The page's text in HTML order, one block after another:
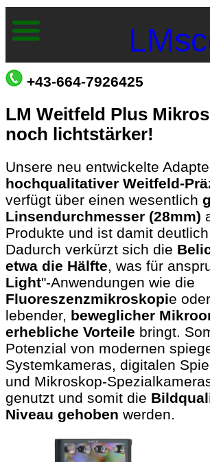
+43-664-7926425
LM Weitfeld Plus
noch lichtstärker!
Unsere neu entwickelte
hochqualitativer Weitfeld-
verfügt über einen wesentlich
Linsendurchmesser (28mm)
Produkte und ist damit deutlich
Dadurch verkürzt sich die
etwa die Hälfte, was für
Light"-Anwendungen wie die
Fluoreszenzmikroskopie
lebender, beweglicher
erhebliche Vorteile bringt.
Potenzial von modernen
Systemkameras, digitalen
und Mikroskop-
genutzt und somit die
Niveau gehoben werden.